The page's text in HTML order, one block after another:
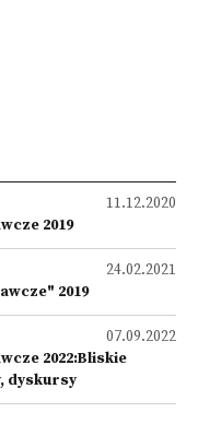
11.12.2020
2019
24.02.2021
2019
07.09.2022
2022:Bliskie
dyskursy